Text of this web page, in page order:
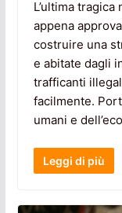
L’ultima
appena
costruire una
e abitate dagli
trafficanti
facilmente.
umani e
Leggi di più